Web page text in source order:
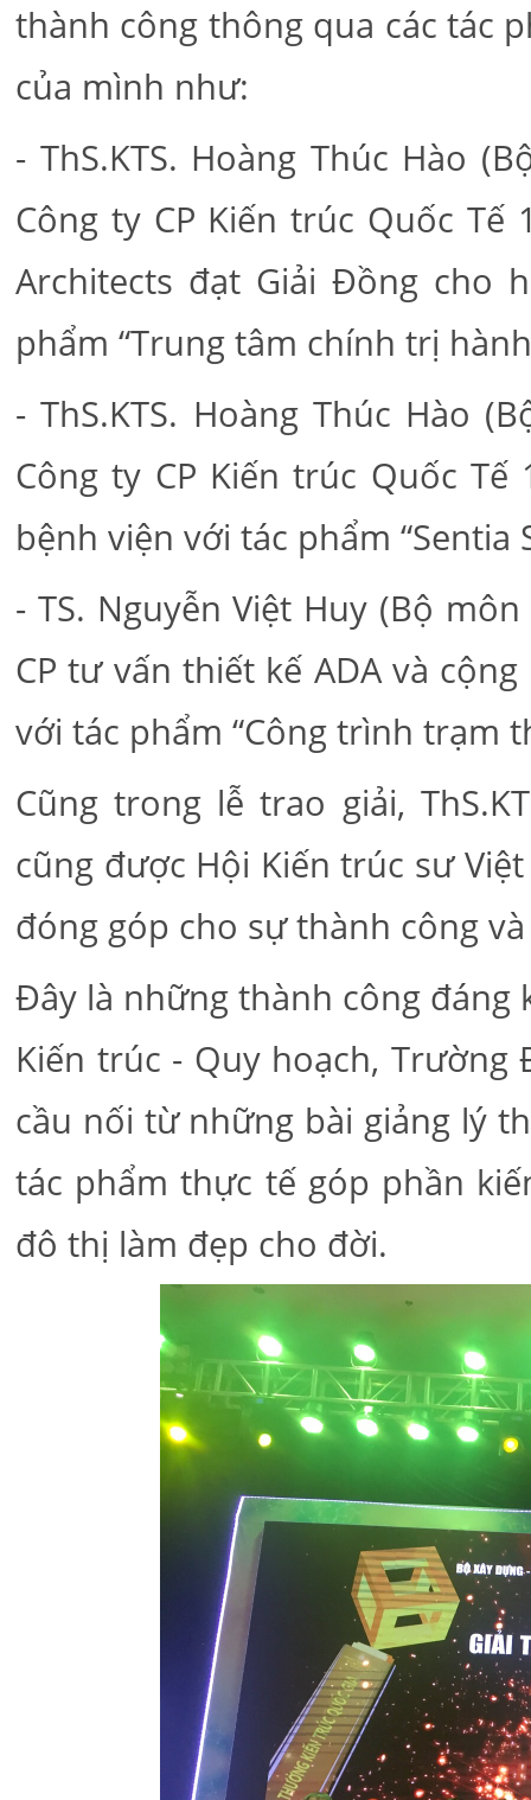
thành công thông qua các tác
của mình như:
- ThS.KTS. Hoàng Thúc Hào
Công ty CP Kiến trúc Quốc Tế
Architects đạt Giải Đồng cho
phẩm “Trung tâm chính trị
- ThS.KTS. Hoàng Thúc Hào
Công ty CP Kiến trúc Quốc
bệnh viện với tác phẩm “Sentia
- TS. Nguyễn Việt Huy (Bộ
CP tư vấn thiết kế ADA và
với tác phẩm “Công trình trạm
Cũng trong lễ trao giải,
cũng được Hội Kiến trúc sư
đóng góp cho sự thành công
Đây là những thành công đáng
Kiến trúc - Quy hoạch,
cầu nối từ những bài giảng lý
tác phẩm thực tế góp phần
đô thị làm đẹp cho đời.